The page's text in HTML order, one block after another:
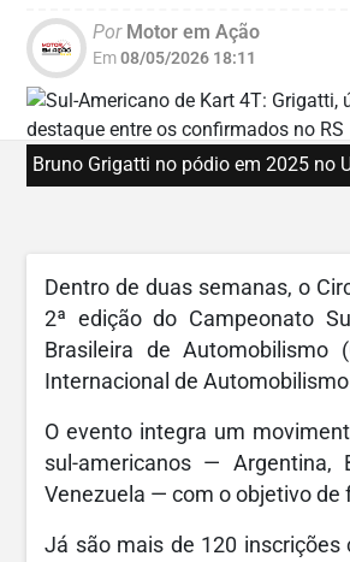
PorMotor em Ação
Em08/05/2026 18:11
Bruno Grigatti no pódio em 2025 no
Dentro de duas semanas, o
2ª edição do Campeonato
Brasileira de
Internacional de
O evento integra um
sul-americanos — Argentina,
Venezuela — com o objetivo
Já são mais de 120 inscrições